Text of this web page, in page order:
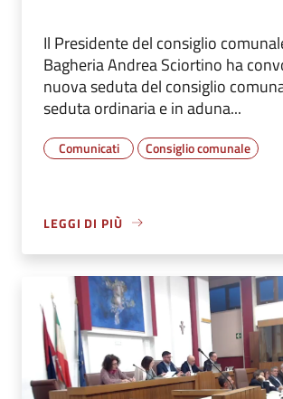
Il Presidente del consiglio
Bagheria Andrea Sciortino ha
nuova seduta del consiglio
seduta ordinaria e in aduna...
Comunicati Consiglio comunale
LEGGI DI PIÙ